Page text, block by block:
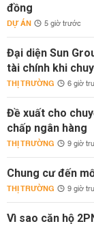
đồng
DỰ ÁN 5 giờ trước
Đại diện Sun
tài chính khi
THỊ TRƯỜNG 6 giờ
Đề xuất cho
chấp ngân hàng
THỊ TRƯỜNG 9 giờ
Chung cư đến
THỊ TRƯỜNG 9 giờ
Vì sao căn hộ